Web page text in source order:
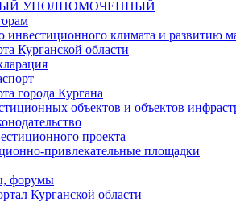
УПОЛНОМОЧЕННЫЙ
климата и развитию
Курганской области
города Кургана
объектов и объектов
проекта
привлекательные площадки
форумы
Курганской области